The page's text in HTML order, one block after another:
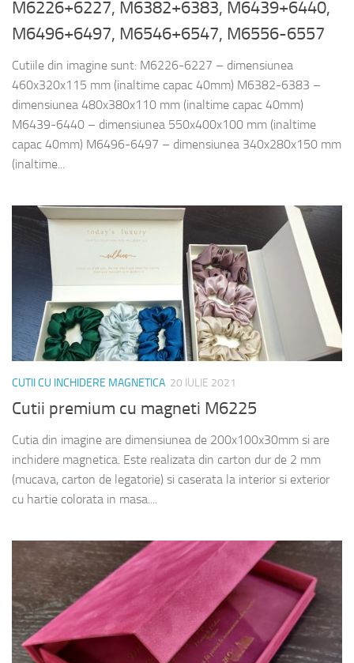
M6226+6227, M6382+6383, M6439+6440,
M6496+6497, M6546+6547, M6556-6557
Cutiile din imagine sunt: M6226-6227 – dimensiunea
460x320x115 mm (inaltime capac 40mm) M6382-6383 –
dimensiunea 480x380x110 mm (inaltime capac 40mm)
M6439-6440 – dimensiunea 550x400x100 mm (inaltime
capac 40mm) M6496-6497 – dimensiunea 340x280x150 mm
(inaltime...
CUTII CU INCHIDERE MAGNETICA 20 IULIE 2021
Cutii premium cu magneti M6225
Cutia din imagine are dimensiunea de 200x100x30mm si are
inchidere magnetica. Este realizata din carton dur de 2 mm
(mucava, carton de legatorie) si caserata la interior si exterior
cu hartie colorata in masa....